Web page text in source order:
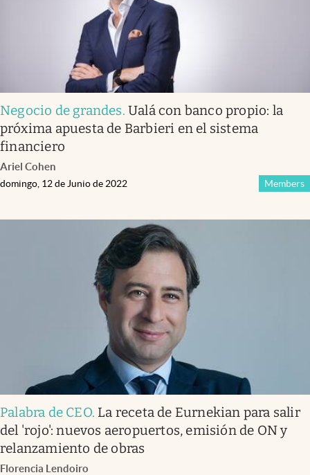
Negocio de grandes.Ualá con banco propio: la
próxima apuesta de Barbieri en el sistema
financiero
Ariel Cohen
Members
domingo, 12 de Junio de 2022
Palabra de CEO. La receta de Eurnekian para salir
del 'rojo': nuevos aeropuertos, emisión de ON y
relanzamiento de obras
Florencia Lendoiro